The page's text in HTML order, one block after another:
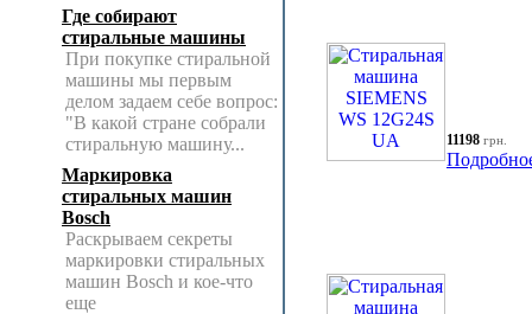
Где собирают
стиральные машины
При покупке стиральной
машины мы первым
делом задаем себе вопрос:
"В какой стране собрали
стиральную машину...
Маркировка
стиральных машин
Bosch
Раскрываем секреты
маркировки стиральных
машин Bosch и кое-что
еще
11198 грн.